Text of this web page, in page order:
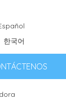
한국어